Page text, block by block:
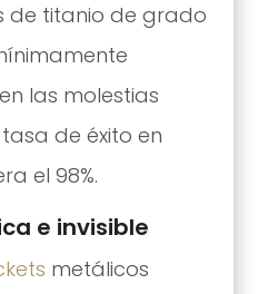
de titanio de grado
las molestias
de éxito en
el 98%.
e invisible
metálicos